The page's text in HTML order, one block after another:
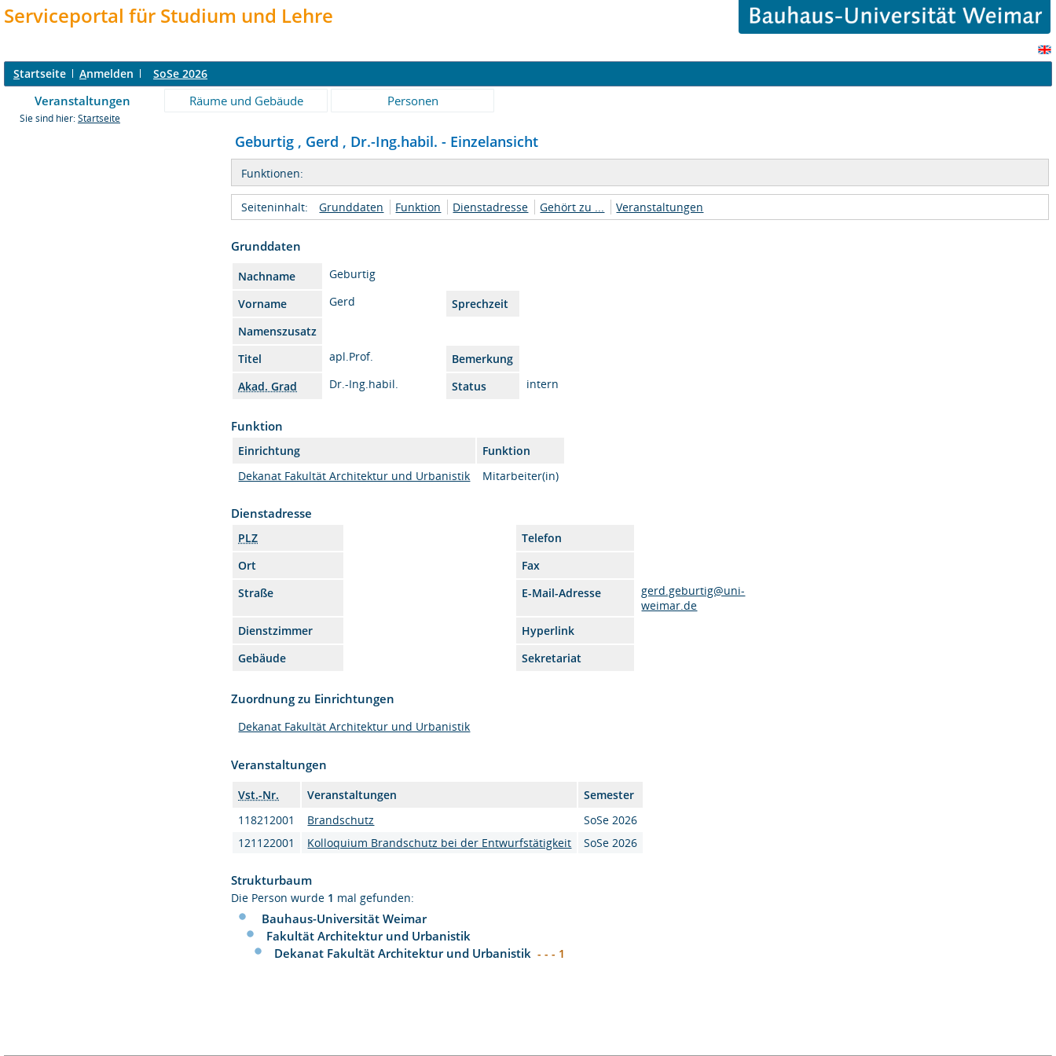
Serviceportal für Studium und Lehre
Startseite Anmelden SoSe 2026
Veranstaltungen Räume und Gebäude Personen
Sie sind hier: Startseite
Geburtig , Gerd , Dr.-Ing.habil. - Einzelansicht
Funktionen:
Seiteninhalt: Grunddaten Funktion Dienstadresse Gehört zu ... Veranstaltungen
Grunddaten
Nachname
Geburtig
Vorname
Gerd
Sprechzeit
Namenszusatz
Titel
apl.Prof.
Bemerkung
Akad. Grad
Dr.-Ing.habil. Status intern
Funktion
Einrichtung
Funktion
Dekanat Fakultät Architektur und Urbanistik
Mitarbeiter(in)
Dienstadresse
PLZ
Telefon
Ort
Fax
Straße
E-Mail-Adresse
gerd.geburtig@uni-
weimar.de
Dienstzimmer
Hyperlink
Gebäude
Sekretariat
Zuordnung zu Einrichtungen
Dekanat Fakultät Architektur und Urbanistik
Veranstaltungen
Vst.-Nr. Veranstaltungen
Semester
118212001
Brandschutz
SoSe 2026
121122001
Kolloquium Brandschutz bei der Entwurfstätigkeit SoSe 2026
Strukturbaum
Die Person wurde 1 mal gefunden:
Bauhaus-Universität Weimar
Fakultät Architektur und Urbanistik
Dekanat Fakultät Architektur und Urbanistik - - - 1